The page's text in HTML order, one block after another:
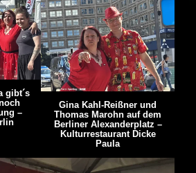
gibt´s
–
Gina Kahl-Reißner und
Thomas Marohn auf dem
Berliner Alexanderplatz –
Kulturrestaurant Dicke
Paula